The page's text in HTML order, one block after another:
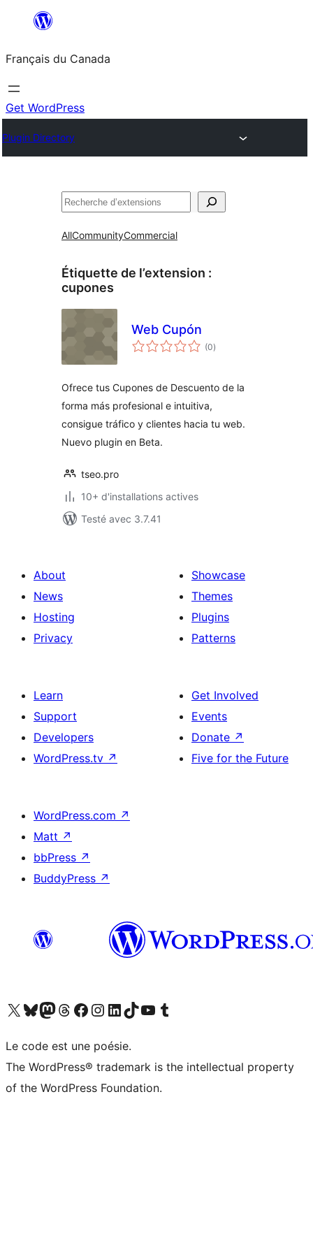
contenu
Français du Canada
Get WordPress
Plugin Directory
Recherche
AllCommunityCommercial
Étiquette de l’extension :
cupones
Web Cupón
(0notes
en
)
Ofrece tus Cupones de Descuento de la
forma más profesional e intuitiva,
consigue tráfico y clientes hacia tu web.
Nuevo plugin en Beta.
tseo.pro
10+ d'installations actives
Testé avec 3.7.41
About
News
Hosting
Privacy
Showcase
Themes
Plugins
Patterns
Learn
Support
Developers
WordPress.tv ↗
Get Involved
Events
Donate ↗
Five for the Future
WordPress.com ↗
Matt ↗
bbPress ↗
BuddyPress ↗
Visit our X (formerly Twitter) account
Visitez notre compte Bluesky
Visit our Mastodon account
Visitez notre compte Threads
Visit our Facebook page
Visit our Instagram account
Visit our LinkedIn account
Visitez notre compte TikTok
Visit our YouTube channel
Visitez notre compte Tumblr
Le code est une poésie.
The WordPress® trademark is the intellectual property
of the WordPress Foundation.